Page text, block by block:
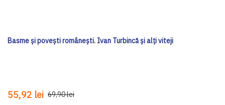
Basme și povești românești. Ivan Turbincă și alți viteji
55,92 lei 69,90 lei